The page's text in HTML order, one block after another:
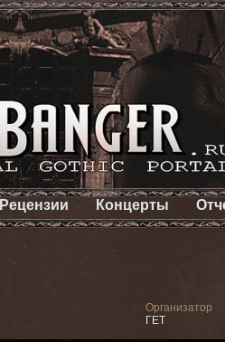
Рецензии Концерты
Организатор
ГЕТ